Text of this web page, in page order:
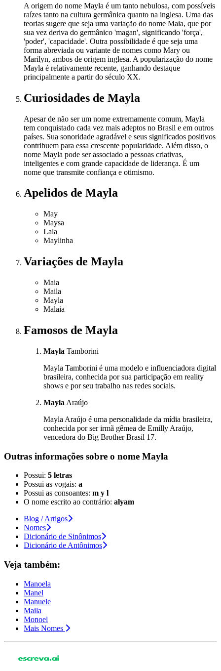
A origem do nome Mayla é um tanto nebulosa, com possíveis
raízes tanto na cultura germânica quanto na inglesa. Uma das
teorias sugere que seja uma variação do nome Maia, que por
sua vez deriva do germânico 'magan', significando 'força',
'poder', 'capacidade'. Outra possibilidade é que seja uma
forma abreviada ou variante de nomes como Mary ou
Marilyn, ambos de origem inglesa. A popularização do nome
Mayla é relativamente recente, ganhando destaque
principalmente a partir do século XX.
Curiosidades de Mayla
Apesar de não ser um nome extremamente comum, Mayla
tem conquistado cada vez mais adeptos no Brasil e em outros
países. Sua sonoridade agradável e seus significados positivos
contribuem para essa crescente popularidade. Além disso, o
nome Mayla pode ser associado a pessoas criativas,
inteligentes e com grande capacidade de liderança. É um
nome que transmite confiança e otimismo.
Apelidos de Mayla
May
Maysa
Lala
Maylinha
Variações de Mayla
Maia
Maila
Mayla
Malaia
Famosos de Mayla
Mayla Tamborini
Mayla Tamborini é uma modelo e influenciadora digital
brasileira, conhecida por sua participação em reality
shows e por seu trabalho nas redes sociais.
Mayla Araújo
Mayla Araújo é uma personalidade da mídia brasileira,
conhecida por ser irmã gêmea de Emilly Araújo,
vencedora do Big Brother Brasil 17.
Outras informações sobre o nome Mayla
Possui: 5 letras
Possui as vogais: a
Possui as consoantes: m y l
O nome escrito ao contrário: alyam
Blog / Artigos
Nomes
Dicionário de Sinônimos
Dicionário de Antônimos
Veja também:
Manoela
Manel
Manuele
Maila
Monoel
Mais Nomes